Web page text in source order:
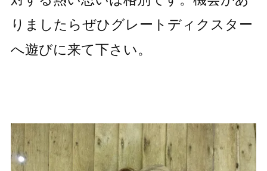
りましたらぜひグレートディクスター
へ遊びに来て下さい。